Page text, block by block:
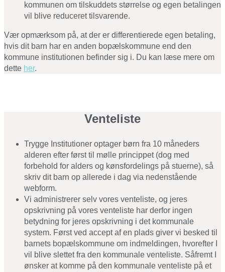
kommunen om tilskuddets størrelse og egen betalingen
vil blive reduceret tilsvarende.
Vær opmærksom på, at der er differentierede egen betaling,
hvis dit barn har en anden bopælskommune end den
kommune institutionen befinder sig i. Du kan læse mere om
dette her.
Venteliste
Trygge Institutioner optager børn fra 10 måneders
alderen efter først til mølle princippet (dog med
forbehold for alders og kønsfordelings på stuerne), så
skriv dit barn op allerede i dag via nedenstående
webform.
Vi administrerer selv vores venteliste, og jeres
opskrivning på vores venteliste har derfor ingen
betydning for jeres opskrivning i det kommunale
system. Først ved accept af en plads giver vi besked til
barnets bopælskommune om indmeldingen, hvorefter I
vil blive slettet fra den kommunale venteliste. Såfremt I
ønsker at komme på den kommunale venteliste på et